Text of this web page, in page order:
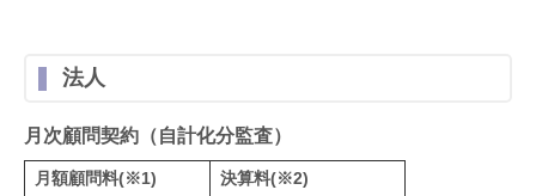
法人
月次顧問契約（自計化分監査）
月額顧問料(※1) 決算料(※2)